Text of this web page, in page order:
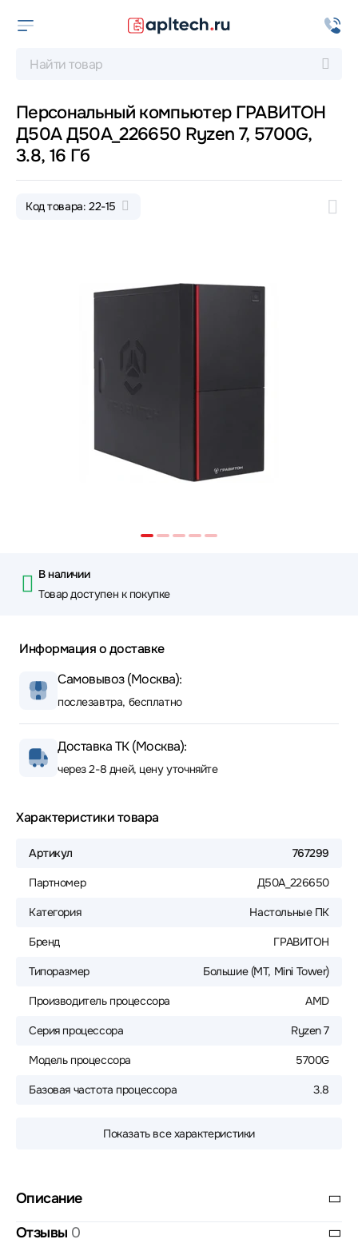
Персональный компьютер ГРАВИТОН
Д50А Д50А_226650 Ryzen 7, 5700G,
3.8, 16 Гб
Код товара: 22-15
В наличии
Товар доступен к покупке
Информация о доставке
Самовывоз (Москва):
послезавтра, бесплатно
Доставка ТК (Москва):
через 2-8 дней, цену уточняйте
Характеристики товара
Артикул 767299
Партномер Д50А_226650
Категория Настольные ПК
Бренд ГРАВИТОН
Типоразмер Большие (MT, Mini Tower)
Производитель процессора AMD
Серия процессора Ryzen 7
Модель процессора 5700G
Базовая частота процессора 3.8
Показать все характеристики
Описание
Отзывы 0